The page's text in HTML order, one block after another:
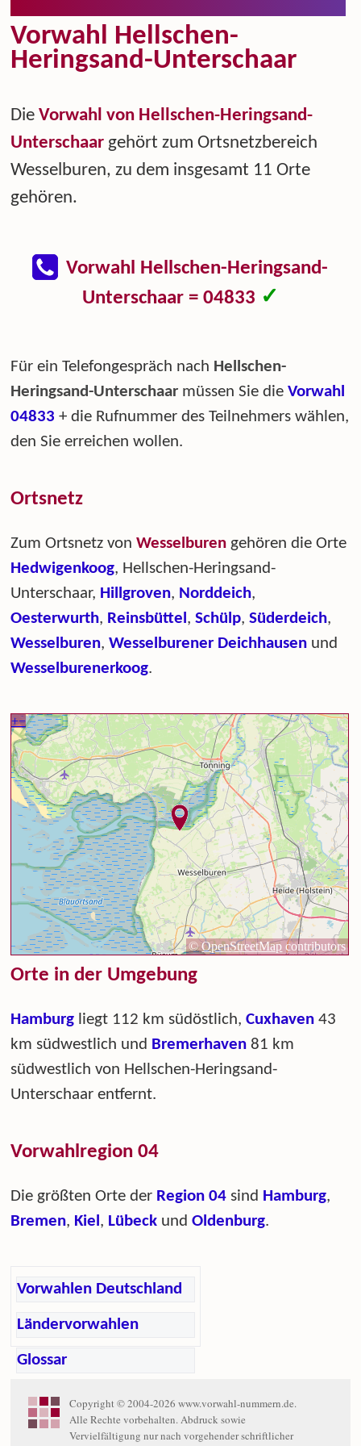
Vorwahl Hellschen-
Heringsand-Unterschaar
DieVorwahl von Hellschen-Heringsand-
Unterschaar gehört zum Ortsnetzbereich
Wesselburen, zu dem insgesamt 11 Orte
gehören.
Vorwahl Hellschen-Heringsand-
Unterschaar = 04833 ✓
Für ein Telefongespräch nach Hellschen-
Heringsand-Unterschaar müssen Sie dieVorwahl
04833 + die Rufnummer des Teilnehmers wählen,
den Sie erreichen wollen.
Ortsnetz
Zum Ortsnetz vonWesselburen gehören die Orte
Hedwigenkoog, Hellschen-Heringsand-
Unterschaar, Hillgroven, Norddeich,
Oesterwurth, Reinsbüttel ,Schülp,Süderdeich,
Wesselburen,Wesselburener Deichhausen und
Wesselburenerkoog.
Orte in der Umgebung
Hamburg liegt 112 km südöstlich,Cuxhaven 43
km südwestlich und Bremerhaven 81 km
südwestlich von Hellschen-Heringsand-
Unterschaar entfernt.
Vorwahlregion 04
Die größten Orte der Region 04 sind Hamburg,
Bremen, Kiel , Lübeck undOldenburg.
Vorwahlen Deutschland
Ländervorwahlen
Glossar
Copyright © 2004-2026 www.vorwahl-nummern.de.
Alle Rechte vorbehalten. Abdruck sowie
Vervielfältigung nur nach vorgehender schriftlicher